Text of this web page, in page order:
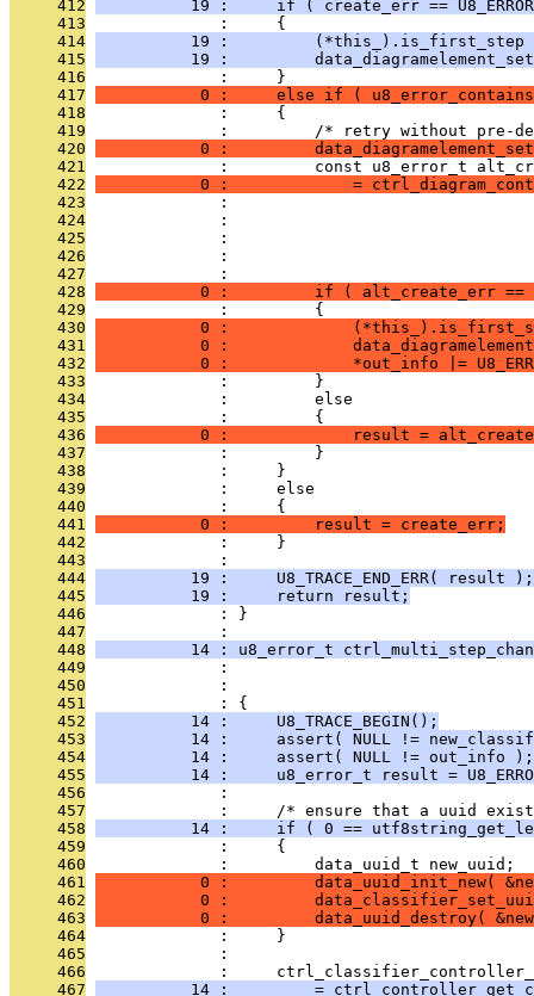
     412
19 :     if ( create_err ==
     413
              :     {
     414
19 :
     415
19 :
     416
              :     }
     417
0 :     else if (
     418
              :     {
     419
:         /* retry without pre-
     420
0 :
     421
:         const u8_error_t
     422
0 :             =
     423
:
     424
:
     425
:
     426
:
     427
:
     428
0 :         if ( alt_create_err ==
     429
              :         {
     430
0 :
     431
0 :
     432
0 :             *out_info |=
     433
              :         }
     434
              :         else
     435
              :         {
     436
0 :             result =
     437
              :         }
     438
              :     }
     439
              :     else
     440
              :     {
     441
           0 :         result = create_err;
     442
              :     }
     443
              :
     444
          19 :     U8_TRACE_END_ERR( result );
     445
          19 :     return result;
     446
              : }
     447
              :
     448
14 : u8_error_t
     449
:
     450
:
     451
              : {
     452
          14 :     U8_TRACE_BEGIN();
     453
14 :     assert( NULL !=
     454
          14 :     assert( NULL != out_info );
     455
14 :     u8_error_t result =
     456
              :
     457
:     /* ensure that a uuid
     458
14 :     if ( 0 ==
     459
              :     {
     460
              :         data_uuid_t new_uuid;
     461
0 :         data_uuid_init_new(
     462
0 :
     463
0 :         data_uuid_destroy(
     464
              :     }
     465
              :
     466
:
     467
14 :         =